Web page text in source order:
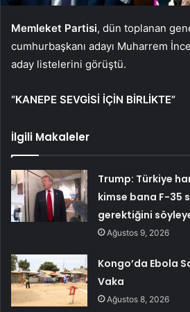
Memleket Partisi, dün toplanan
cumhurbaşkanı adayı Muharrem
aday listelerini görüştü.
“KANEPE SEVGİSİ İÇİN BİRLİKTE”
İlgili Makaleler
Trump: Türkiye
kimse bana F-35
gerektiğini
Ağustos 9, 2026
Kongo’da Ebola
Vaka
Ağustos 8, 2026